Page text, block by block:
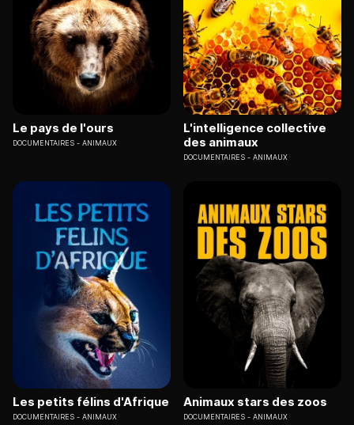
Le pays de l'ours
DOCUMENTAIRES ANIMAUX
L'intelligence collective
des animaux
DOCUMENTAIRES ANIMAUX
Les petits félins d'Afrique
DOCUMENTAIRES ANIMAUX
Animaux stars des zoos
DOCUMENTAIRES ANIMAUX